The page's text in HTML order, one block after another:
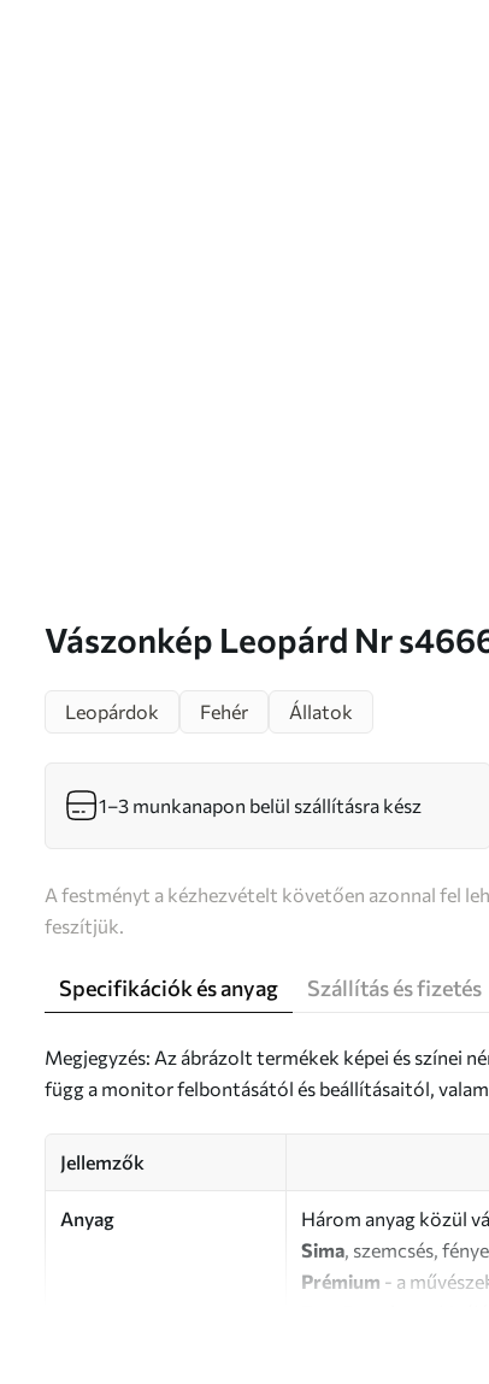
Vászonkép Leopárd Nr
Leopárdok Fehér Állatok
1–3 munkanapon belül szállításra kész
A festményt a kézhezvételt követően azonnal fel
feszítjük.
Specifikációk és anyag Szállítás és fizetés
Megjegyzés: Az ábrázolt termékek képei és színei
függ a monitor felbontásától és beállításaitól,
Jellemzők
Anyag
Három anyag közül
Sima, szemcsés,
Prémium - a